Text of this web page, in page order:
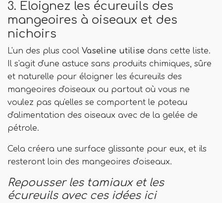
3. Éloignez les écureuils des
mangeoires à oiseaux et des
nichoirs
L'un des plus cool Vaseline utilise dans cette liste.
Il s'agit d'une astuce sans produits chimiques, sûre
et naturelle pour éloigner les écureuils des
mangeoires d'oiseaux ou partout où vous ne
voulez pas qu'elles se comportent le poteau
d'alimentation des oiseaux avec de la gelée de
pétrole.
Cela créera une surface glissante pour eux, et ils
resteront loin des mangeoires d'oiseaux.
Repousser les tamiaux et les
écureuils avec ces idées ici